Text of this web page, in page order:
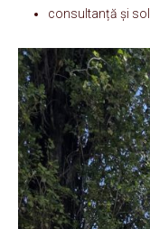
consultanță și